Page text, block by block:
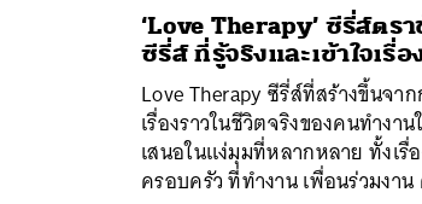
‘Love Therapy’ ซีรี่ส์ตร
ซีรี่ส์ ที่รู้จริงและเข้าใจเรื่
Love Therapy ซีรี่ส์ที่สร้างขึ้นจา
เรื่องราวในชีวิตจริงของคนทำงา
เสนอในแง่มุมที่หลากหลาย ทั้งเรื่
ครอบครัว ที่ทำงาน เพื่อนร่วมงาน